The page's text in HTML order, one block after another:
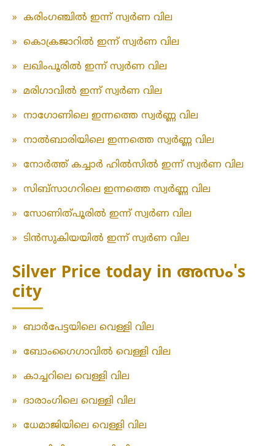
» കരിംഗഞ്ചിൽ ഇന്ന് സ്വർണ വില
» കൊക്രജാറിൽ ഇന്ന് സ്വർണ വില
» ലഖിംപൂരിൽ ഇന്ന് സ്വർണ വില
» മരിഗാവിൽ ഇന്ന് സ്വർണ വില
» നാഗോണിലെ ഇന്നത്തെ സ്വർണ്ണ വില
» നാൽബാരിയിലെ ഇന്നത്തെ സ്വർണ്ണ വില
» നോർത്ത് കച്ചാർ ഹിൽസിൽ ഇന്ന് സ്വർണ വില
» സിബ്സാഗറിലെ ഇന്നത്തെ സ്വർണ്ണ വില
» സോണിത്പൂരിൽ ഇന്ന് സ്വർണ വില
» ടിൻസുകിയയിൽ ഇന്ന് സ്വർണ വില
Silver Price today in അസം's
city
» ബാർപേട്ടയിലെ വെള്ളി വില
» ബോംഗൈഗാവിൽ വെള്ളി വില
» കാച്ചറിലെ വെള്ളി വില
» ദാരാംഗിലെ വെള്ളി വില
» ധേമാജിയിലെ വെള്ളി വില